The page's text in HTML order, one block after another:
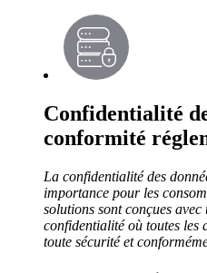
Confidentialité
conformité
La confidentialité des
importance pour les
solutions sont conçues
confidentialité où toutes les
toute sécurité et